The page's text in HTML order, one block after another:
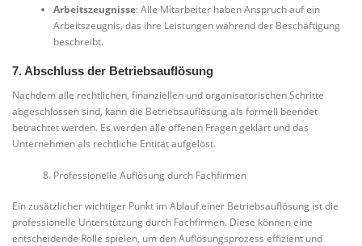
Arbeitszeugnisse: Alle Mitarbeiter haben Anspruch auf ein
Arbeitszeugnis, das ihre Leistungen während der Beschäftigung
beschreibt.
7. Abschluss der Betriebsauflösung
Nachdem alle rechtlichen, finanziellen und organisatorischen Schritte
abgeschlossen sind, kann die Betriebsauflösung als formell beendet
betrachtet werden. Es werden alle offenen Fragen geklärt und das
Unternehmen als rechtliche Entität aufgelöst.
Professionelle Auflösung durch Fachfirmen
Ein zusätzlicher wichtiger Punkt im Ablauf einer Betriebsauflösung ist die
professionelle Unterstützung durch Fachfirmen. Diese können eine
entscheidende Rolle spielen, um den Auflösungsprozess effizient und